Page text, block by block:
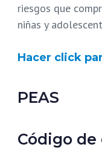
riesgos que
niñas y
Hacer click
PEAS
Código